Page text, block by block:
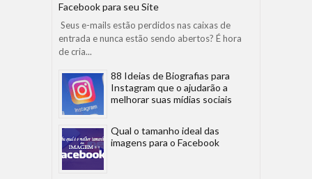
Facebook para seu Site
Seus e-mails estão perdidos nas caixas de
entrada e nunca estão sendo abertos? É hora
de cria...
88 Ideias de Biografias para
Instagram que o ajudarão a
melhorar suas mídias sociais
Qual o tamanho ideal das
imagens para o Facebook